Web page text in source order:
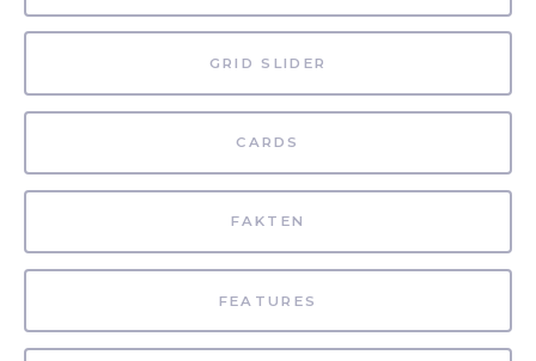
GRID SLIDER
CARDS
FAKTEN
FEATURES